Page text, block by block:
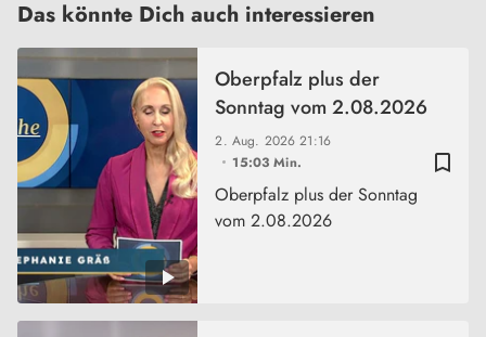
Das könnte Dich auch interessieren
bookmark_border
2. Aug. 202621:16
15:03 Min.
Oberpfalz plus der
Sonntag vom 2.08.2026
Oberpfalz plus der Sonntag
vom 2.08.2026